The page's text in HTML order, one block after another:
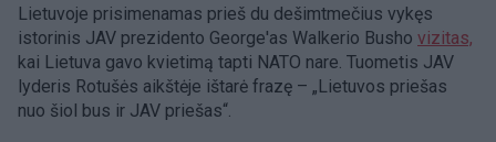
Lietuvoje prisimenamas prieš du dešimtmečius vykęs
istorinis JAV prezidento George'as Walkerio Busho vizitas,
kai Lietuva gavo kvietimą tapti NATO nare. Tuometis JAV
lyderis Rotušės aikštėje ištarė frazę – „Lietuvos priešas
nuo šiol bus ir JAV priešas“.